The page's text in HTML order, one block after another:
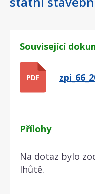
Související
PDF
Přílohy
Na dotaz bylo
lhůtě.